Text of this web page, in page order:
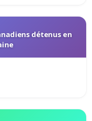
détenus en